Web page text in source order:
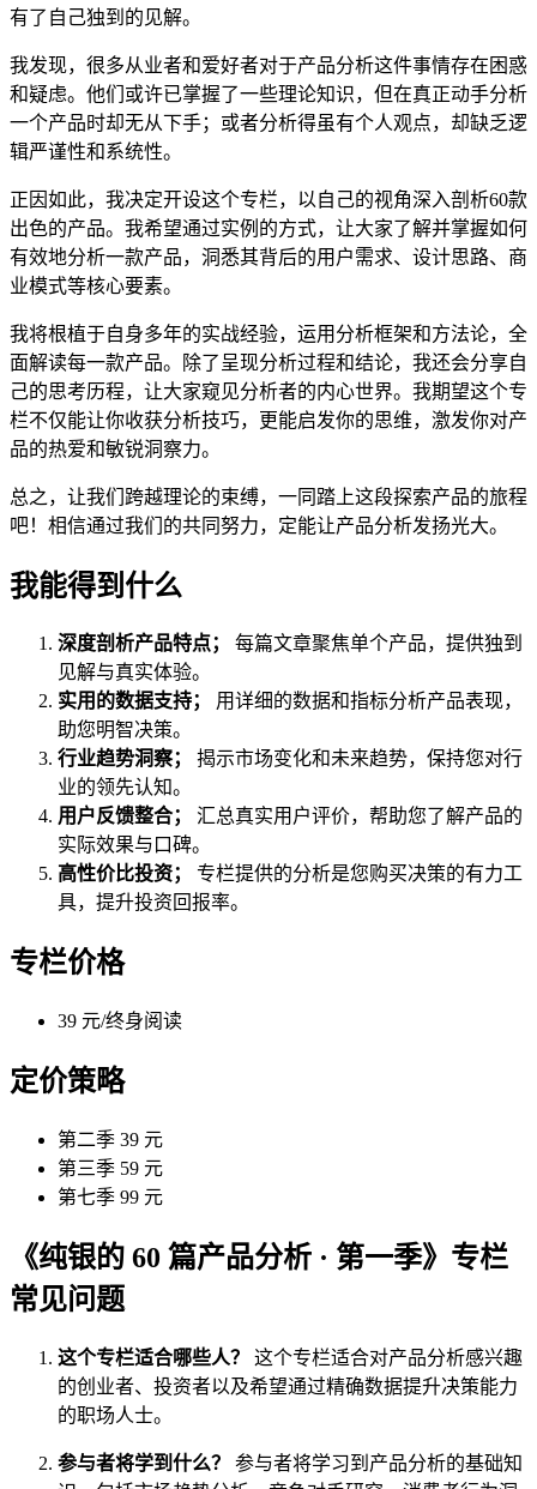
有了自己独到的见解。
我发现，很多从业者和爱好者对于产品分析这件事情存在困惑
和疑虑。他们或许已掌握了一些理论知识，但在真正动手分析
一个产品时却无从下手；或者分析得虽有个人观点，却缺乏逻
辑严谨性和系统性。
正因如此，我决定开设这个专栏，以自己的视角深入剖析60款
出色的产品。我希望通过实例的方式，让大家了解并掌握如何
有效地分析一款产品，洞悉其背后的用户需求、设计思路、商
业模式等核心要素。
我将根植于自身多年的实战经验，运用分析框架和方法论，全
面解读每一款产品。除了呈现分析过程和结论，我还会分享自
己的思考历程，让大家窥见分析者的内心世界。我期望这个专
栏不仅能让你收获分析技巧，更能启发你的思维，激发你对产
品的热爱和敏锐洞察力。
总之，让我们跨越理论的束缚，一同踏上这段探索产品的旅程
吧！相信通过我们的共同努力，定能让产品分析发扬光大。
我能得到什么
深度剖析产品特点；
每篇文章聚焦单个产品，提供独到
见解与真实体验。
实用的数据支持；
用详细的数据和指标分析产品表现，
助您明智决策。
行业趋势洞察；
揭示市场变化和未来趋势，保持您对行
业的领先认知。
用户反馈整合；
汇总真实用户评价，帮助您了解产品的
实际效果与口碑。
高性价比投资；
专栏提供的分析是您购买决策的有力工
具，提升投资回报率。
专栏价格
39 元/终身阅读
定价策略
第二季 39 元
第三季 59 元
第七季 99 元
《纯银的 60 篇产品分析 · 第一季》专栏
常见问题
这个专栏适合哪些人？
这个专栏适合对产品分析感兴趣
的创业者、投资者以及希望通过精确数据提升决策能力
的职场人士。
参与者将学到什么？
参与者将学习到产品分析的基础知